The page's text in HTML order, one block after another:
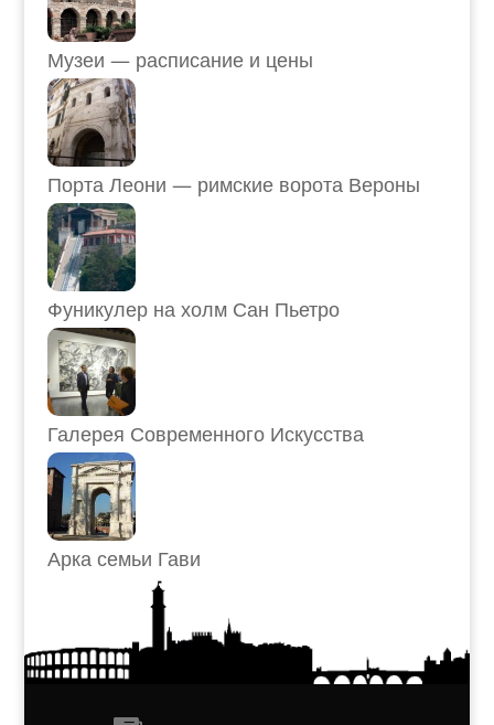
Музеи — расписание и цены
Порта Леони — римские ворота Вероны
Фуникулер на холм Сан Пьетро
Галерея Современного Искусства
Арка семьи Гави